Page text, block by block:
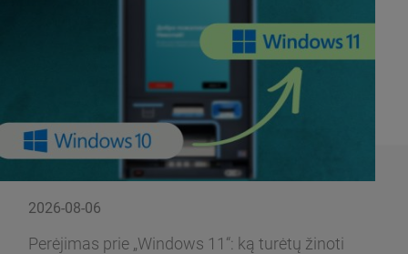
2026-08-06
Perėjimas prie „Windows 11“: ką turėtų žinoti